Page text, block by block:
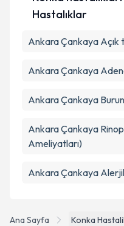
Ana Sayfa
Konka
Hastalıklar
Ankara Çankaya Açık
Ankara Çankaya
Ankara Çankaya
Ankara Çankaya
Ameliyatları)
Ankara Çankaya